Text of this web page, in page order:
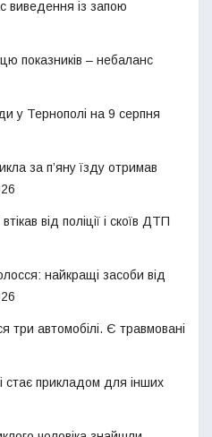
виведення із запою
показників – небаланс
у Тернополі на 9 серпня
за п’яну їзду отримав
від поліції і скоїв ДТП
найкращі засоби від
три автомобілі. Є травмовані
стає прикладом для інших